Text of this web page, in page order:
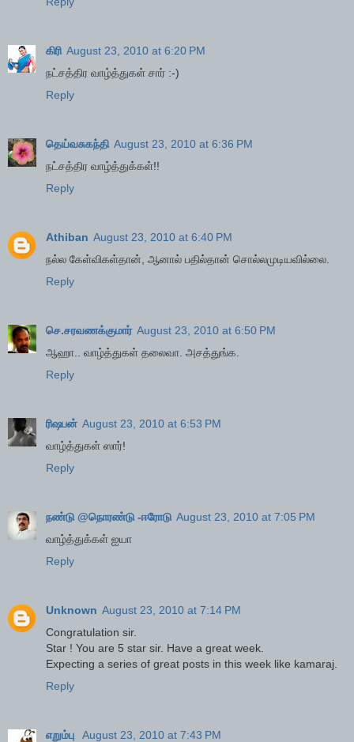
கிரி August 23, 2010 at 6:20 PM
நட்சத்திர வாழ்த்துகள் சார் :-)
Reply
தெய்வசுகந்தி August 23, 2010 at 6:36 PM
நட்சத்திர வாழ்த்துக்கள்!!
Reply
Athiban August 23, 2010 at 6:40 PM
நல்ல கேள்விகள்தான், ஆனால் பதில்தான் சொல்லமுடியவில்லை.
Reply
செ.சரவணக்குமார் August 23, 2010 at 6:50 PM
ஆஹா.. வாழ்த்துகள் தலைவா. அசத்துங்க.
Reply
ரிஷபன் August 23, 2010 at 6:53 PM
வாழ்த்துகள் ஸார்!
Reply
நண்டு @நொரண்டு -ஈரோடு August 23, 2010 at 7:05 PM
வாழ்த்துக்கள் ஐயா
Reply
Unknown August 23, 2010 at 7:14 PM
Congratulation sir.
Star ! You are 5 star sir. Have a great week.
Expecting a series of great posts in this week like kamaraj.
Reply
எறும்பு
August 23, 2010 at 7:43 PM